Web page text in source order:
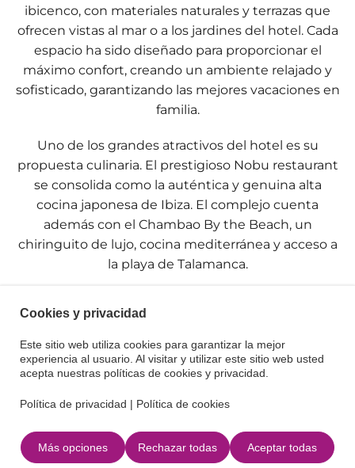
ibicenco, con materiales naturales y terrazas que
ofrecen vistas al mar o a los jardines del hotel. Cada
espacio ha sido diseñado para proporcionar el
máximo confort, creando un ambiente relajado y
sofisticado, garantizando las mejores vacaciones en
familia.
Uno de los grandes atractivos del hotel es su
propuesta culinaria. El prestigioso Nobu restaurant
se consolida como la auténtica y genuina alta
cocina japonesa de Ibiza. El complejo cuenta
además con el Chambao By the Beach, un
chiringuito de lujo, cocina mediterránea y acceso a
la playa de Talamanca.
el relajante Ibiza Bay Spa by Six Senses, con
tratamientos y productos exclusivos. También
cuenta con dos piscinas: una para adultos con DJ y
ambiente relajado y la otra para familias
Para las familias, Nobu Ibiza Bay ofrece servicios
especialmente pensados para los más pequeños. Su
Kids Club con actividades infantiles, espacios de
Cookies y privacidad
Este sitio web utiliza cookies para garantizar la mejor
experiencia al usuario. Al visitar y utilizar este sitio web usted
acepta nuestras políticas de cookies y privacidad.
Política de privacidad | Política de cookies
Más opciones Rechazar todas Aceptar todas